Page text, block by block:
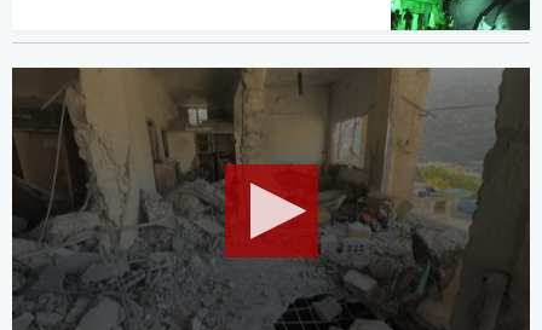
seconds
of
33
minutes,
41
seconds